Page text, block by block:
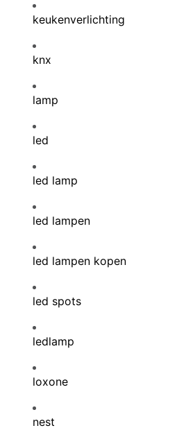
keukenverlichting
knx
lamp
led
led lamp
led lampen
led lampen kopen
led spots
ledlamp
loxone
nest